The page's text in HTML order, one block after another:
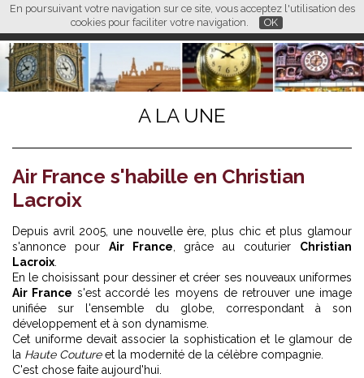
En poursuivant votre navigation sur ce site, vous acceptez l'utilisation des
cookies pour faciliter votre navigation.
OK
FR EN CN
L M
A LA UNE
Air France s'habille en Christian
Lacroix
Depuis avril 2005, une nouvelle ère, plus chic et plus glamour
s'annonce pour Air France , grâce au couturier Christian
Lacroix
En le choisissant pour dessiner et créer ses nouveaux uniformes
Air France s'est accordé les moyens de retrouver une image
unifiée sur l'ensemble du globe, correspondant à son
développement et à son dynamisme.
Cet uniforme devait associer la sophistication et le glamour de
la Haute Coutureet la modernité de la célèbre compagnie.
C'est chose faite aujourd'hui.